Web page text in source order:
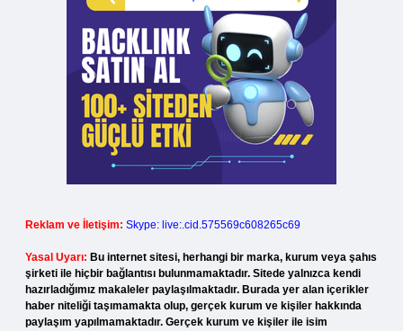
Reklam ve İletişim: Skype: live:.cid.575569c608265c69
Yasal Uyarı: Bu internet sitesi, herhangi bir marka, kurum veya şahıs
şirketi ile hiçbir bağlantısı bulunmamaktadır. Sitede yalnızca kendi
hazırladığımız makaleler paylaşılmaktadır. Burada yer alan içerikler
haber niteliği taşımamakta olup, gerçek kurum ve kişiler hakkında
paylaşım yapılmamaktadır. Gerçek kurum ve kişiler ile isim